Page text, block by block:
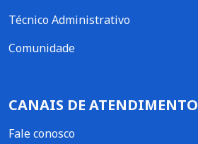
Técnico Administrativo
Comunidade
CANAIS DE ATENDIMENTO
Fale conosco